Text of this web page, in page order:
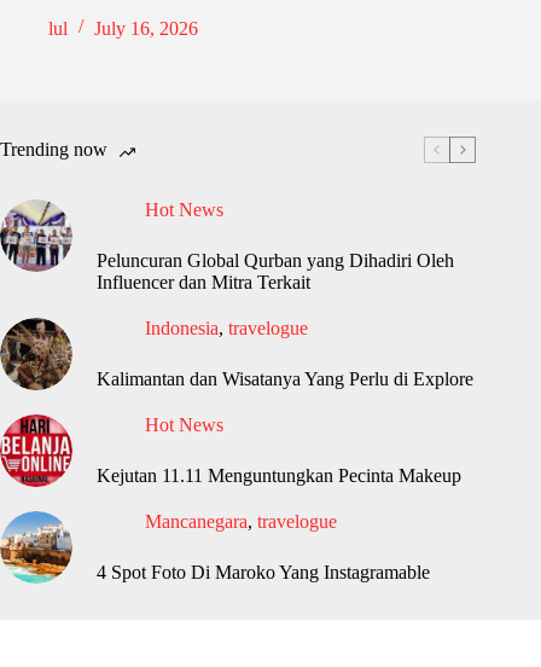
lul
July 16, 2026
Trending now
Hot News
Peluncuran Global Qurban yang Dihadiri Oleh
Influencer dan Mitra Terkait
Indonesia, travelogue
Kalimantan dan Wisatanya Yang Perlu di Explore
Hot News
Kejutan 11.11 Menguntungkan Pecinta Makeup
Mancanegara, travelogue
4 Spot Foto Di Maroko Yang Instagramable